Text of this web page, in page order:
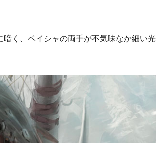
く、ベイシャの両手が不気味なか細い光